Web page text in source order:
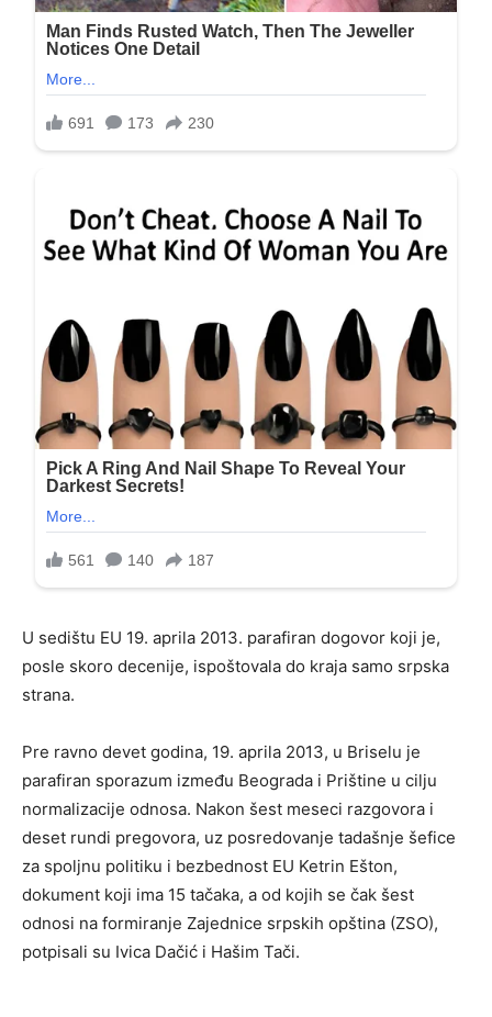
U sedištu EU 19. aprila 2013. parafiran dogovor koji je,
posle skoro decenije, ispoštovala do kraja samo srpska
strana.
Pre ravno devet godina, 19. aprila 2013, u Briselu je
parafiran sporazum između Beograda i Prištine u cilju
normalizacije odnosa. Nakon šest meseci razgovora i
deset rundi pregovora, uz posredovanje tadašnje šefice
za spoljnu politiku i bezbednost EU Ketrin Ešton,
dokument koji ima 15 tačaka, a od kojih se čak šest
odnosi na formiranje Zajednice srpskih opština (ZSO),
potpisali su Ivica Dačić i Hašim Tači.